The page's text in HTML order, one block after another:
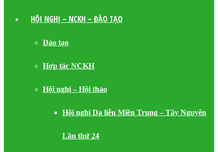
HỘI NGHỊ – NCKH – ĐÀO TẠO
Đào tạo
Hợp tác NCKH
Hội nghị – Hội thảo
Hội nghị Da liễu Miền Trung – Tây Nguyên
Lần thứ 24